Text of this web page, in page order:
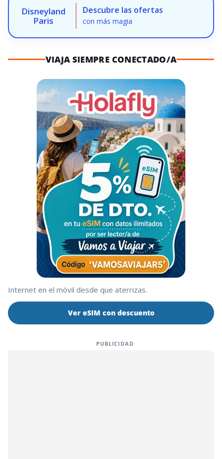
Disneyland
Paris
Descubre las ofertas
con más magia
VIAJA SIEMPRE CONECTADO/A
Internet en el móvil desde que aterrizas.
Ver eSIM con descuento
PUBLICIDAD